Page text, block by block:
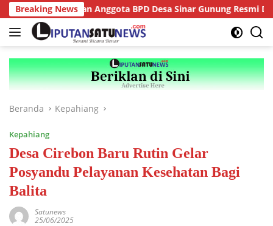
Langsung
ke
konten
Breaking News
Ketua dan Anggota BPD Desa Sinar Gunung Resmi Dilantik,
Beranda Kepahiang
Kepahiang
Desa Cirebon Baru Rutin Gelar
Posyandu Pelayanan Kesehatan Bagi
Balita
Satunews
25/06/2025